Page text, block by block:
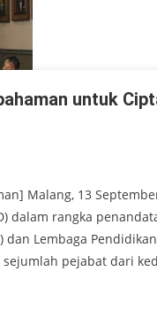
untuk
Malang, 13
dalam rangka
Lembaga
pejabat dari